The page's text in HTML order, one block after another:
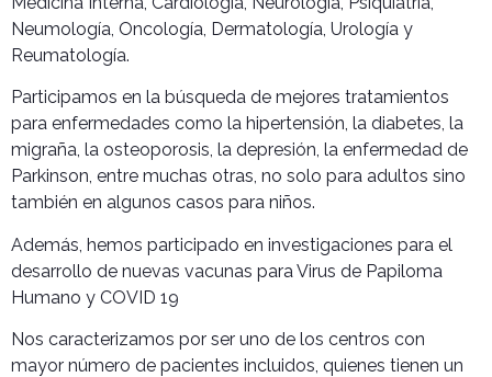
Neumología, Oncología, Dermatología, Urología y
Reumatología.
Participamos en la búsqueda de mejores tratamientos
para enfermedades como la hipertensión, la diabetes, la
migraña, la osteoporosis, la depresión, la enfermedad de
Parkinson, entre muchas otras, no solo para adultos sino
también en algunos casos para niños.
Además, hemos participado en investigaciones para el
desarrollo de nuevas vacunas para Virus de Papiloma
Humano y COVID 19
Nos caracterizamos por ser uno de los centros con
mayor número de pacientes incluidos, quienes tienen un